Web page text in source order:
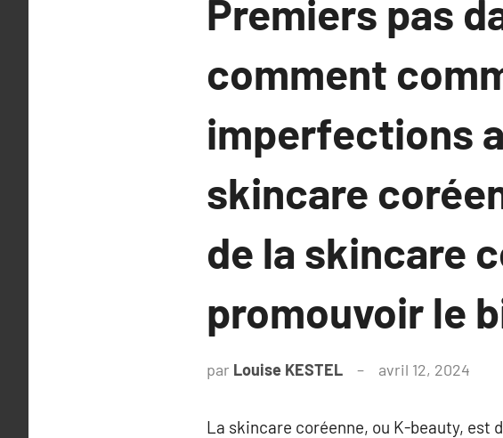
Premiers pas
comment
imperfections
skincare
de la skincare
promouvoir le
par Louise KESTEL avril 12, 2024
La skincare coréenne, ou K-beauty, est